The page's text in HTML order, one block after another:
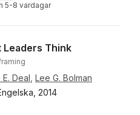
5-8 vardagar
Leaders Think
Deal Lee G. Bolman
2014